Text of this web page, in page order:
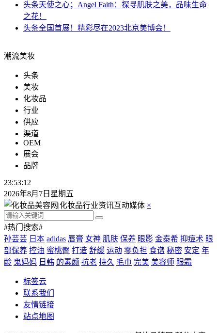
头条天使之心；Angel Faith：探寻肌肤之美，品味生命
之花！
头条全国首展！精彩尽在2023北京美博会！
潮流美妆
头条
美妆
化妆品
行业
供应
渠道
OEM
展会
品牌
23:53:13
2026年8月7日星期五
×
#热门搜索#
孙芸芸 日本 adidas 唇膏 女神 肌肤 保养 眼影 金泰希 抑痘术 眼
部保养 控油 蜜桃臀 打造 舒缓 运动 零负担 食谱 秘密 安定 年
龄 鬼妈妈 日韩 的素颜 抗老 持久 毛巾 完美 美容师 眼霜
标签云
联系我们
友情链接
站点地图